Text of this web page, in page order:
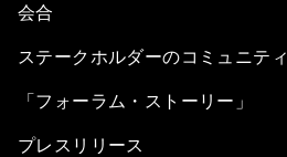
会合
ステークホルダーのコミュニティ
「フォーラム・ストーリー」
プレスリリース